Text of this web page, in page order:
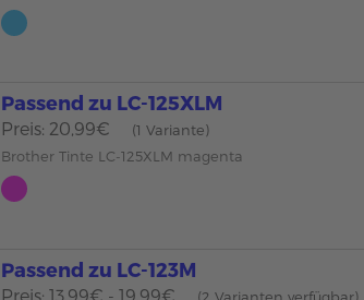
Passend zu LC-125XLM
Preis: 20,99€
(1 Variante)
Brother Tinte LC-125XLM magenta
Passend zu LC-123M
Preis: 13,99€ - 19,99€
(2 Varianten verfügbar)